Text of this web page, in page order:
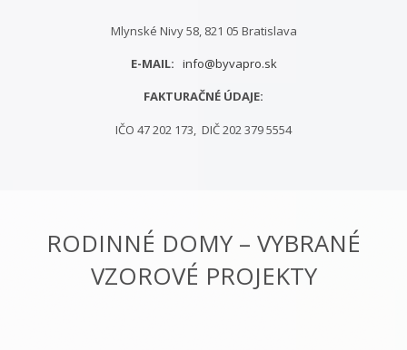
Mlynské Nivy 58, 821 05 Bratislava
E-MAIL: info@byvapro.sk
FAKTURAČNÉ ÚDAJE:
IČO 47 202 173, DIČ 202 379 5554
RODINNÉ DOMY – VYBRANÉ
VZOROVÉ PROJEKTY